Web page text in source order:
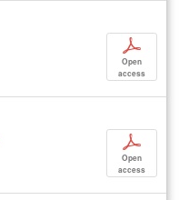
p
Open
access
p
Open
access